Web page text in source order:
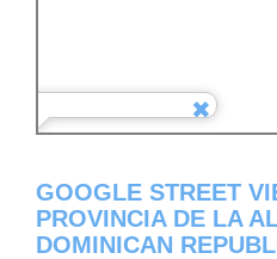
GOOGLE STREET
PROVINCIA DE LA
DOMINICAN